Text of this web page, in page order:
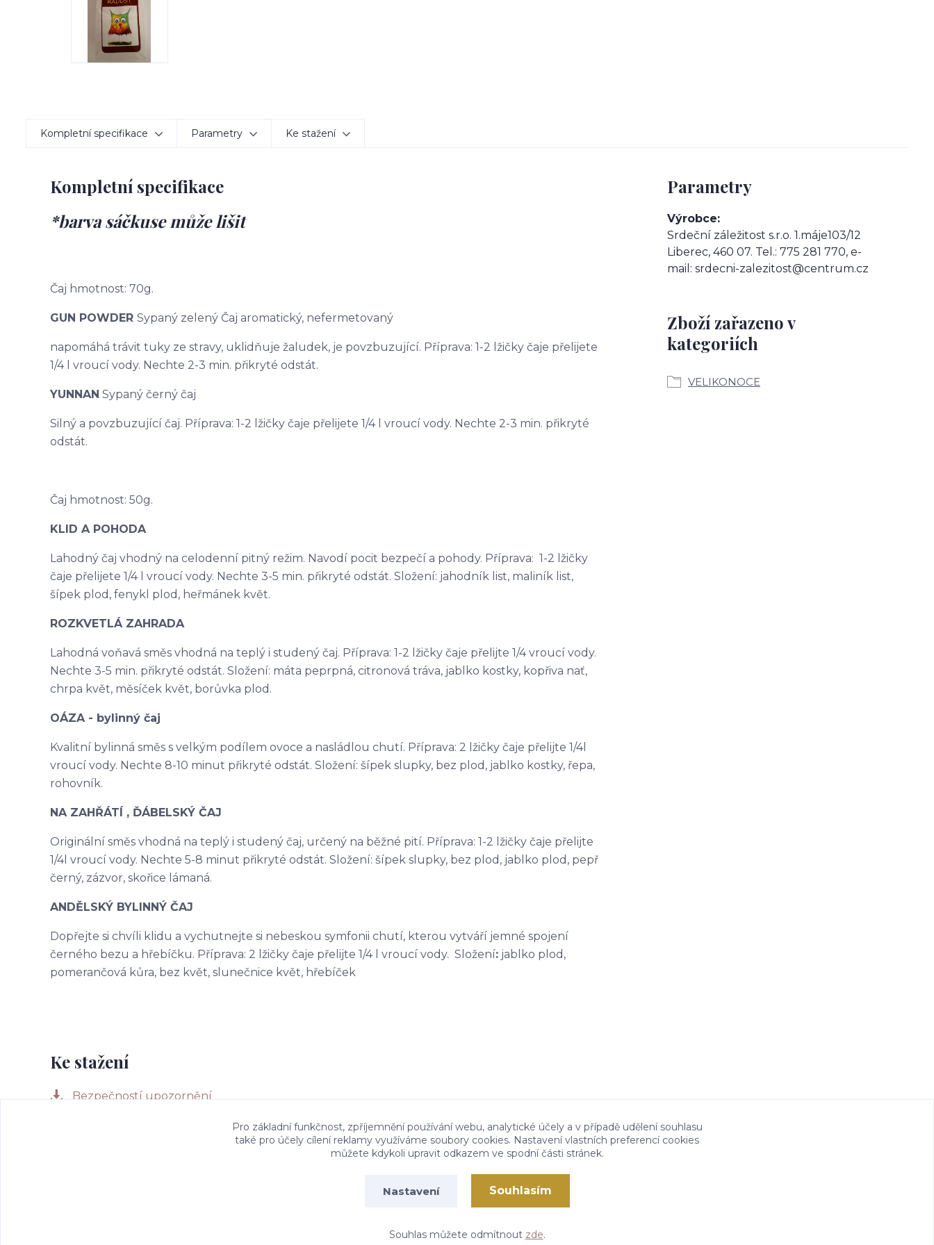
Kompletní specifikace Parametry Ke stažení
Kompletní specifikace
*barva sáčkuse může lišit
Čaj hmotnost: 70g.
GUN POWDER Sypaný zelený Čaj aromatický, nefermetovaný
napomáhá trávit tuky ze stravy, uklidňuje žaludek, je povzbuzující. Příprava: 1-2 lžičky čaje přelijete
1/4 l vroucí vody. Nechte 2-3 min. přikryté odstát.
YUNNAN Sypaný černý čaj
Silný a povzbuzující čaj. Příprava: 1-2 lžičky čaje přelijete 1/4 l vroucí vody. Nechte 2-3 min. přikryté
odstát.
Čaj hmotnost: 50g.
KLID A POHODA
Lahodný čaj vhodný na celodenní pitný režim. Navodí pocit bezpečí a pohody. Příprava: 1-2 lžičky
čaje přelijete 1/4 l vroucí vody. Nechte 3-5 min. přikryté odstát. Složení: jahodník list, maliník list,
šípek plod, fenykl plod, heřmánek květ.
ROZKVETLÁ ZAHRADA
Lahodná voňavá směs vhodná na teplý i studený čaj. Příprava: 1-2 lžičky čaje přelijte 1/4 vroucí vody.
Nechte 3-5 min. přikryté odstát. Složení: máta peprpná, citronová tráva, jablko kostky, kopřiva nať,
chrpa květ, měsíček květ, borůvka plod.
OÁZA - bylinný čaj
Kvalitní bylinná směs s velkým podílem ovoce a nasládlou chutí. Příprava: 2 lžičky čaje přelijte 1/4l
vroucí vody. Nechte 8-10 minut přikryté odstát. Složení: šípek slupky, bez plod, jablko kostky, řepa,
rohovník.
NA ZAHŘÁTÍ , ĎÁBELSKÝ ČAJ
Originální směs vhodná na teplý i studený čaj, určený na běžné pití. Příprava: 1-2 lžičky čaje přelijte
1/4l vroucí vody. Nechte 5-8 minut přikryté odstát. Složení: šípek slupky, bez plod, jablko plod, pepř
černý, zázvor, skořice lámaná.
ANDĚLSKÝ BYLINNÝ ČAJ
Dopřejte si chvíli klidu a vychutnejte si nebeskou symfonii chutí, kterou vytváří jemné spojení
černého bezu a hřebíčku. Příprava: 2 lžičky čaje přelijte 1/4 l vroucí vody. Složení: jablko plod,
pomerančová kůra, bez květ, slunečnice květ, hřebíček
Parametry
Výrobce
Srdeční záležitost s.r.o. 1.máje103/12
Liberec, 460 07. Tel.: 775 281 770, e-
mail: srdecni-zalezitost@centrum.cz
Zboží zařazeno v
kategoriích
VELIKONOCE
Ke stažení
Bezpečností upozornění
Pro základní funkčnost, zpříjemnění používání webu, analytické účely a v případě udělení souhlasu
také pro účely cílení reklamy využíváme soubory cookies. Nastavení vlastních preferencí cookies
můžete kdykoli upravit odkazem ve spodní části stránek.
Nastavení Souhlasím
Souhlas můžete odmítnout zde.